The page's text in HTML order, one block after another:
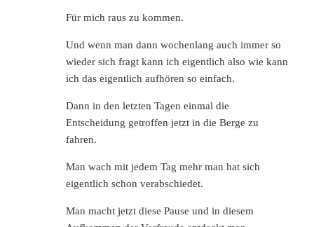
Für mich raus zu kommen.
Und wenn man dann wochenlang auch immer so
wieder sich fragt kann ich eigentlich also wie kann
ich das eigentlich aufhören so einfach.
Dann in den letzten Tagen einmal die
Entscheidung getroffen jetzt in die Berge zu
fahren.
Man wach mit jedem Tag mehr man hat sich
eigentlich schon verabschiedet.
Man macht jetzt diese Pause und in diesem